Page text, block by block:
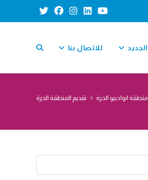
الجديد للاتصال بنا TOGGLE
WEBSITE منطقة انواذيبو الحرة > تقديم المنطقة الحرة